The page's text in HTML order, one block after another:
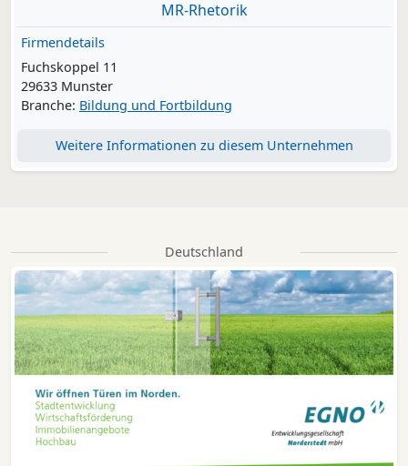
MR-Rhetorik
Firmendetails
Fuchskoppel 11
29633 Munster
Branche: Bildung und Fortbildung
Weitere Informationen zu diesem Unternehmen
Deutschland